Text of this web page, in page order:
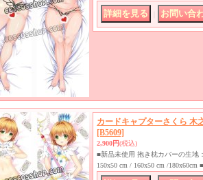
カードキャプターさくら 木
[B5609]
2,900円(税込)
■新品未使用 抱き枕カバーの生地
150x50 cm / 160x50 cm /180x60cm